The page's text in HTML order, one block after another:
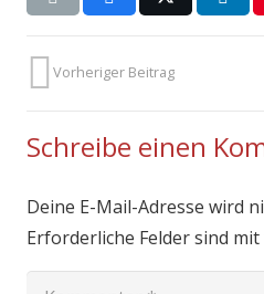
Vorheriger Beitrag
Schreibe einen
Deine E-Mail-Adresse wird
Erforderliche Felder sind mit